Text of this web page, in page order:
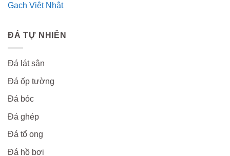
Gạch Việt Nhật
ĐÁ TỰ NHIÊN
Đá lát sân
Đá ốp tường
Đá bóc
Đá ghép
Đá tổ ong
Đá hồ bơi